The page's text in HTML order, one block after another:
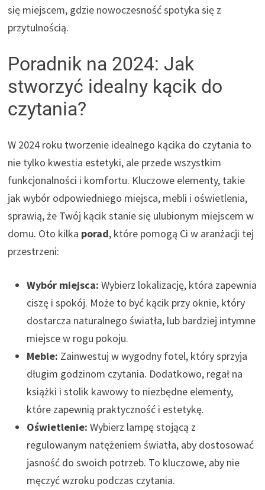
się miejscem, gdzie nowoczesność spotyka się z
przytulnością.
Poradnik na 2024: Jak
stworzyć idealny kącik do
czytania?
W 2024 roku tworzenie idealnego kącika do czytania to
nie tylko kwestia estetyki, ale przede wszystkim
funkcjonalności i komfortu. Kluczowe elementy, takie
jak wybór odpowiedniego miejsca, mebli i oświetlenia,
sprawią, że Twój kącik stanie się ulubionym miejscem w
domu. Oto kilka porad, które pomogą Ci w aranżacji tej
przestrzeni:
Wybór miejsca: Wybierz lokalizację, która zapewnia
ciszę i spokój. Może to być kącik przy oknie, który
dostarcza naturalnego światła, lub bardziej intymne
miejsce w rogu pokoju.
Meble: Zainwestuj w wygodny fotel, który sprzyja
długim godzinom czytania. Dodatkowo, regał na
książki i stolik kawowy to niezbędne elementy,
które zapewnią praktyczność i estetykę.
Oświetlenie: Wybierz lampę stojącą z
regulowanym natężeniem światła, aby dostosować
jasność do swoich potrzeb. To kluczowe, aby nie
męczyć wzroku podczas czytania.